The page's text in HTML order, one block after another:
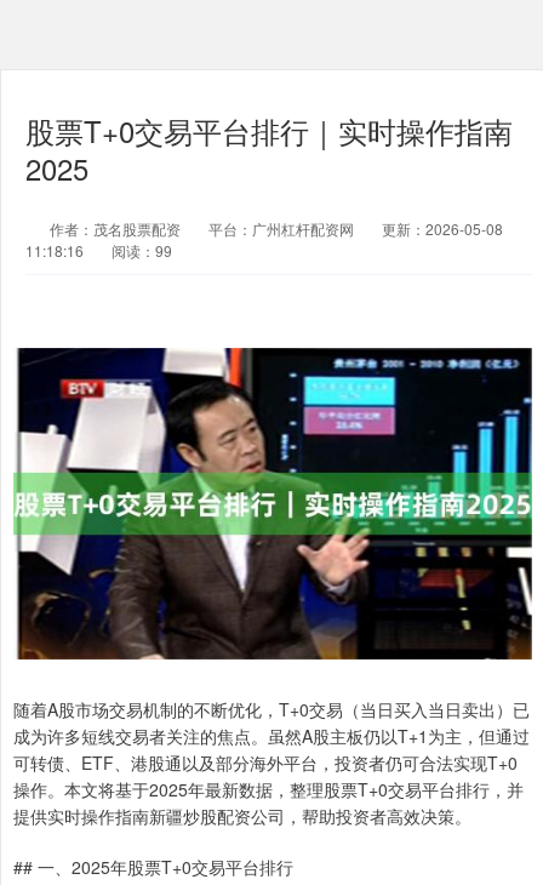
股票T+0交易平台排行｜实时操作指南
2025
作者：茂名股票配资 平台：广州杠杆配资网
更新：2026-05-08
11:18:16
阅读：99
随着A股市场交易机制的不断优化，T+0交易（当日买入当日卖出）已
成为许多短线交易者关注的焦点。虽然A股主板仍以T+1为主，但通过
可转债、ETF、港股通以及部分海外平台，投资者仍可合法实现T+0
操作。本文将基于2025年最新数据，整理股票T+0交易平台排行，并
提供实时操作指南新疆炒股配资公司，帮助投资者高效决策。
## 一、2025年股票T+0交易平台排行